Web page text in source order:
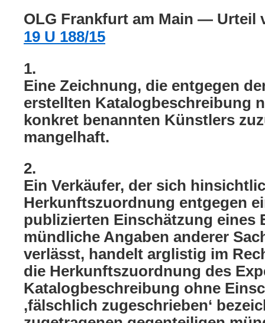
OLG Frankfurt am Main — Urteil
19 U 188/15
1.
Eine Zeichnung, die entgegen
erstellten Katalogbeschreibung
konkret benannten Künstlers
mangelhaft.
2.
Ein Verkäufer, der sich
Herkunftszuordnung entgegen
publizierten Einschätzung eines
mündliche Angaben anderer
verlässt, handelt arglistig im
die Herkunftszuordnung des
Katalogbeschreibung ohne
‚fälschlich zugeschrieben‘